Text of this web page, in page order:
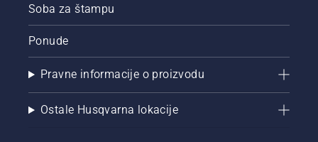
Soba za štampu
Ponude
Pravne informacije o proizvodu
Ostale Husqvarna lokacije